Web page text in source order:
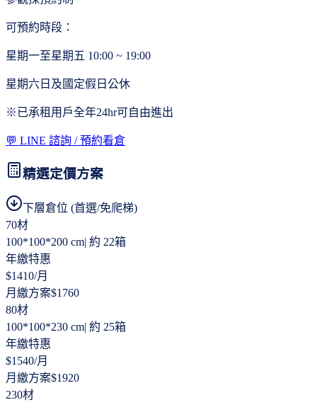
可預約時段：
星期一至星期五 10:00 ~ 19:00
星期六日及國定假日公休
※已承租用戶全年24hr可自由進出
💬 LINE 諮詢 / 預約看倉
精選定價方案
下層倉位 (首選/免爬梯)
70材
100*100*200 cm| 約 22箱
年繳特惠
$1410/月
月繳方案$1760
80材
100*100*230 cm| 約 25箱
年繳特惠
$1540/月
月繳方案$1920
230材